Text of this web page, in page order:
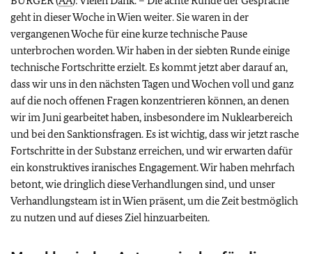
geht in dieser Woche in Wien weiter. Sie waren in der
vergangenen Woche für eine kurze technische Pause
unterbrochen worden. Wir haben in der siebten Runde einige
technische Fortschritte erzielt. Es kommt jetzt aber darauf an,
dass wir uns in den nächsten Tagen und Wochen voll und ganz
auf die noch offenen Fragen konzentrieren können, an denen
wir im Juni gearbeitet haben, insbesondere im Nuklearbereich
und bei den Sanktionsfragen. Es ist wichtig, dass wir jetzt rasche
Fortschritte in der Substanz erreichen, und wir erwarten dafür
ein konstruktives iranisches Engagement. Wir haben mehrfach
betont, wie dringlich diese Verhandlungen sind, und unser
Verhandlungsteam ist in Wien präsent, um die Zeit bestmöglich
zu nutzen und auf dieses Ziel hinzuarbeiten.